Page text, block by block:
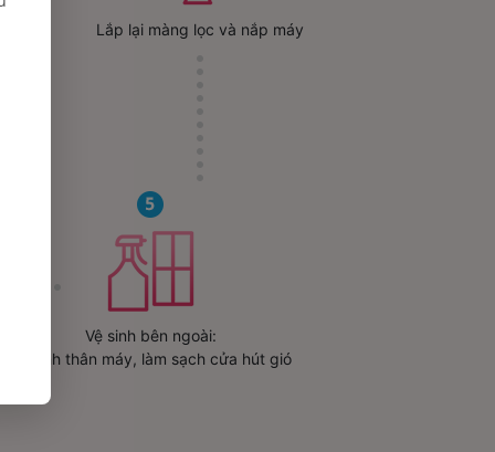
Lắp lại màng lọc và nắp máy
Vệ sinh bên ngoài:
Vệ sinh thân máy, làm sạch cửa hút gió